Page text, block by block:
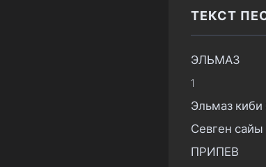
ТЕКСТ
ЭЛЬМАЗ
1
Эльмаз киби
Севген
ПРИПЕВ